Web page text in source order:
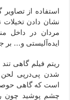
استفاده از
نشان دادن تخیلات
مردان در داخل
ایده‌آلیستی و… بر
ریتم فیلم گاهی
شدن پی‌درپی لحن
است که گاهی
چشم پوشید چون